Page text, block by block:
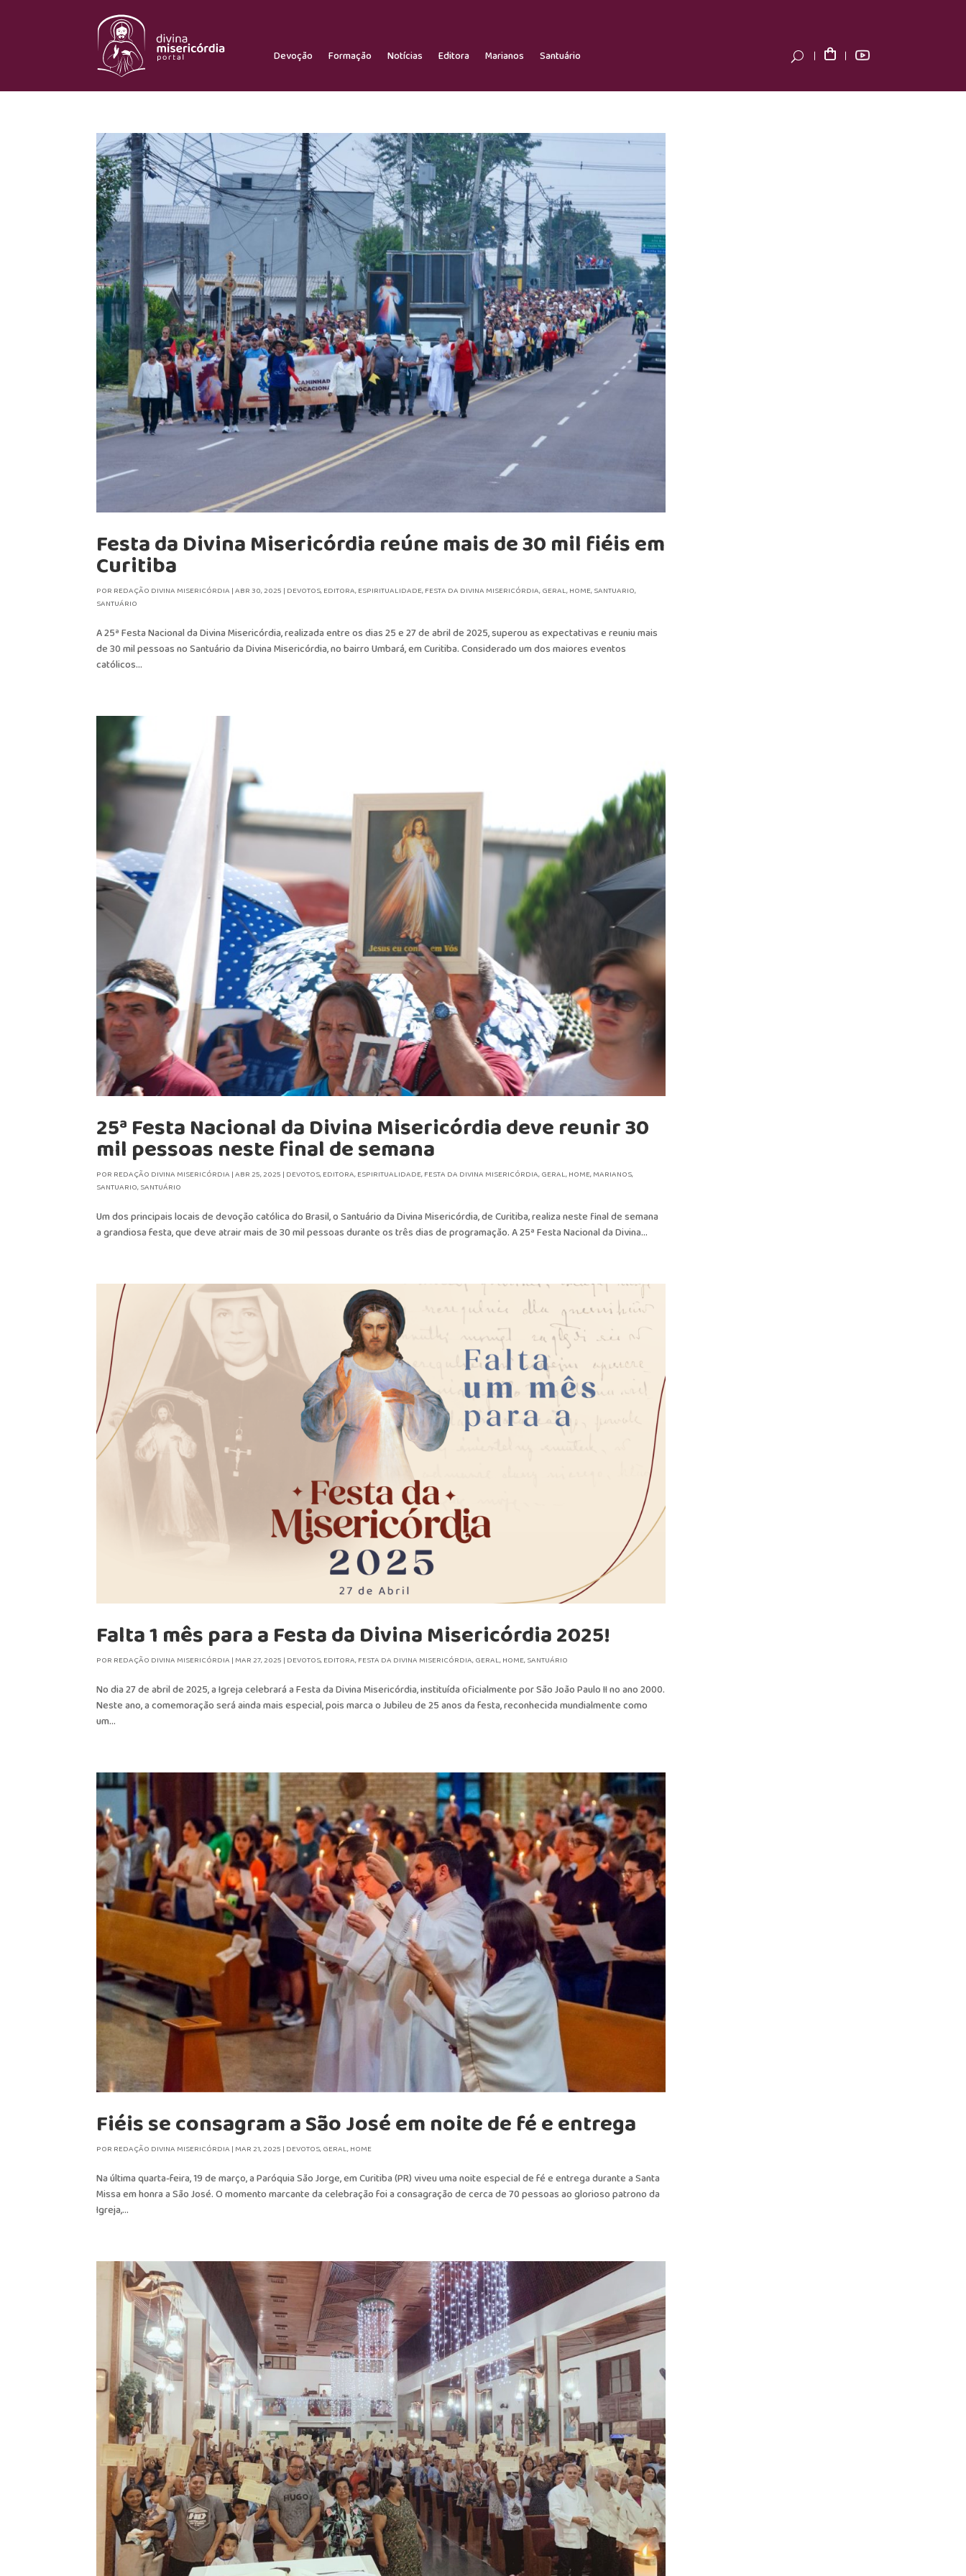
Devoção Formação Notícias Editora Marianos Santuário
Festa da Divina Misericórdia reúne mais de 30 mil fiéis em
Curitiba
POR REDAÇÃO DIVINA MISERICÓRDIA |ABR 30, 2025 | DEVOTOS,EDITORA,ESPIRITUALIDADE,FESTA DA DIVINA MISERICÓRDIA,GERAL,HOME,SANTUARIO,
SANTUÁRIO
A 25ª Festa Nacional da Divina Misericórdia, realizada entre os dias 25 e 27 de abril de 2025, superou as expectativas e reuniu mais
de 30 mil pessoas no Santuário da Divina Misericórdia, no bairro Umbará, em Curitiba. Considerado um dos maiores eventos
católicos...
25ª Festa Nacional da Divina Misericórdia deve reunir 30
mil pessoas neste final de semana
POR REDAÇÃO DIVINA MISERICÓRDIA |ABR 25, 2025 | DEVOTOS,EDITORA,ESPIRITUALIDADE,FESTA DA DIVINA MISERICÓRDIA,GERAL,HOME,MARIANOS,
SANTUARIO,SANTUÁRIO
Um dos principais locais de devoção católica do Brasil, o Santuário da Divina Misericórdia, de Curitiba, realiza neste final de semana
a grandiosa festa, que deve atrair mais de 30 mil pessoas durante os três dias de programação. A 25ª Festa Nacional da Divina...
Falta 1 mês para a Festa da Divina Misericórdia 2025!
POR REDAÇÃO DIVINA MISERICÓRDIA | MAR 27, 2025 | DEVOTOS,EDITORA,FESTA DA DIVINA MISERICÓRDIA,GERAL,HOME,SANTUÁRIO
No dia 27 de abril de 2025, a Igreja celebrará a Festa da Divina Misericórdia, instituída oficialmente por São João Paulo II no ano 2000.
Neste ano, a comemoração será ainda mais especial, pois marca o Jubileu de 25 anos da festa, reconhecida mundialmente como
um...
Fiéis se consagram a São José em noite de fé e entrega
POR REDAÇÃO DIVINA MISERICÓRDIA | MAR 21, 2025 | DEVOTOS,GERAL,HOME
Na última quarta-feira, 19 de março, a Paróquia São Jorge, em Curitiba (PR) viveu uma noite especial de fé e entrega durante a Santa
Missa em honra a São José. O momento marcante da celebração foi a consagração de cerca de 70 pessoas ao glorioso patrono da
Igreja,...